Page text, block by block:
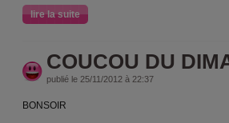
lire la suite
COUCOU DU
publié le 25/11/2012 à 22:37
BONSOIR